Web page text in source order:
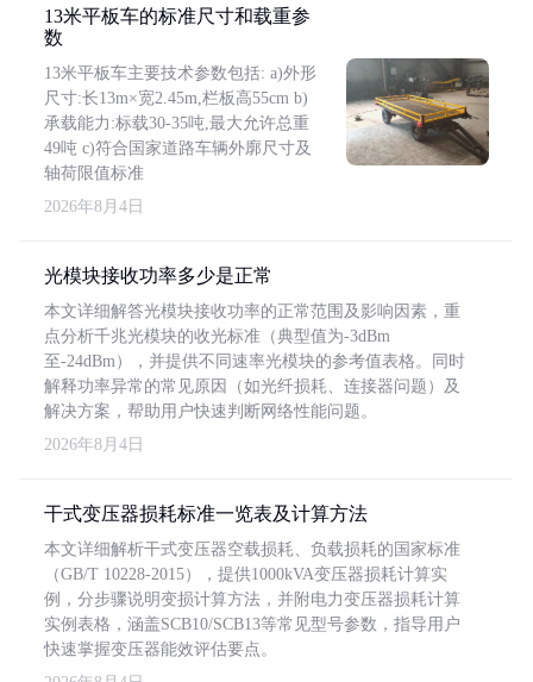
13米平板车的标准尺寸和载重参
数
13米平板车主要技术参数包括: a)外形
尺寸:长13m×宽2.45m,栏板高55cm b)
承载能力:标载30-35吨,最大允许总重
49吨 c)符合国家道路车辆外廓尺寸及
轴荷限值标准
2026年8月4日
光模块接收功率多少是正常
本文详细解答光模块接收功率的正常范围及影响因素，重
点分析千兆光模块的收光标准（典型值为-3dBm
至-24dBm），并提供不同速率光模块的参考值表格。同时
解释功率异常的常见原因（如光纤损耗、连接器问题）及
解决方案，帮助用户快速判断网络性能问题。
2026年8月4日
干式变压器损耗标准一览表及计算方法
本文详细解析干式变压器空载损耗、负载损耗的国家标准
（GB/T 10228-2015），提供1000kVA变压器损耗计算实
例，分步骤说明变损计算方法，并附电力变压器损耗计算
实例表格，涵盖SCB10/SCB13等常见型号参数，指导用户
快速掌握变压器能效评估要点。